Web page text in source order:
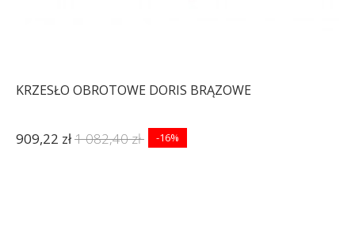
KRZESŁO OBROTOWE DORIS BRĄZOWE
909,22 zł1 082,40 zł -16%